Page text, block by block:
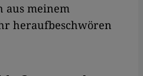
aus meinem
heraufbeschwören